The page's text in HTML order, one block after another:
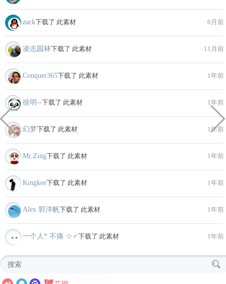
zack下载了 此素材 6月前
凌志园林下载了 此素材 11月前
Conquer365下载了 此素材 1年前
徐明--下载了 此素材 1年前
幻梦下载了 此素材 1年前
Mr.Zing下载了 此素材 1年前
Kingkee下载了 此素材 1年前
Alex 郭洋帆下载了 此素材 1年前
一个人* 不痛 ☆♂ 下载了 此素材 1年前